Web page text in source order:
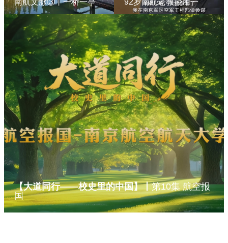
【大道同行——校史里的中国】丨第10集 航空报
国